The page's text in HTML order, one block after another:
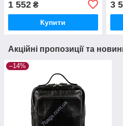
1 552 ₴
Купити
3
Акційні пропозиції та
–14%